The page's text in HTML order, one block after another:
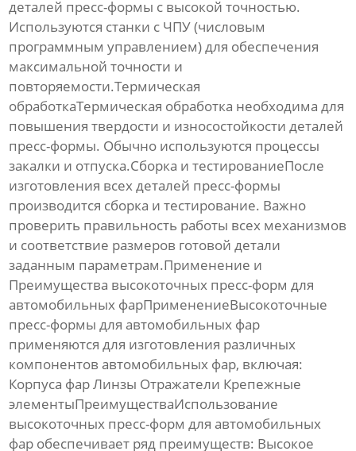
деталей пресс-формы с высокой точностью.
Используются станки с ЧПУ (числовым
программным управлением) для обеспечения
максимальной точности и
повторяемости.Термическая
обработкаТермическая обработка необходима для
повышения твердости и износостойкости деталей
пресс-формы. Обычно используются процессы
закалки и отпуска.Сборка и тестированиеПосле
изготовления всех деталей пресс-формы
производится сборка и тестирование. Важно
проверить правильность работы всех механизмов
и соответствие размеров готовой детали
заданным параметрам.Применение и
Преимущества высокоточных пресс-форм для
автомобильных фарПрименениеВысокоточные
пресс-формы для автомобильных фар
применяются для изготовления различных
компонентов автомобильных фар, включая:
Корпуса фар Линзы Отражатели Крепежные
элементыПреимуществаИспользование
высокоточных пресс-форм для автомобильных
фар обеспечивает ряд преимуществ: Высокое